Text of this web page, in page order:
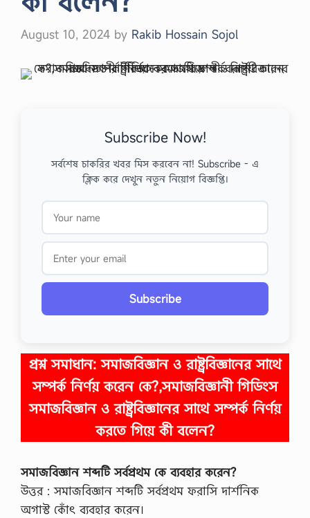
August 10, 2024 by Rakib Hossain Sojol
Subscribe Now!
সর্বশেষ চাকরির খবর মিস করবেন না! Subscribe - এ
ক্লিক করে দেখুন নতুন নিয়োগ বিজ্ঞপ্তি।
Subscribe
প্রশ্ন সমাধান: সমাজবিজ্ঞান ও রাষ্ট্রবিজ্ঞানের সাথে
সম্পর্ক নির্ণয় করেন কে?,সমাজবিজ্ঞানী গিডিংস
সমাজবিজ্ঞান ও রাষ্ট্রবিজ্ঞানের সাথে সম্পর্ক নির্ণয়
করতে গিয়ে কী বলেন?
সমাজবিজ্ঞান শব্দটি সর্বপ্রথম কে ব্যবহার করেন?
উত্তর : সমাজবিজ্ঞান শব্দটি সর্বপ্রথম ফরাসি দার্শনিক
অগাস্ট কোঁৎ ব্যবহার করেন।